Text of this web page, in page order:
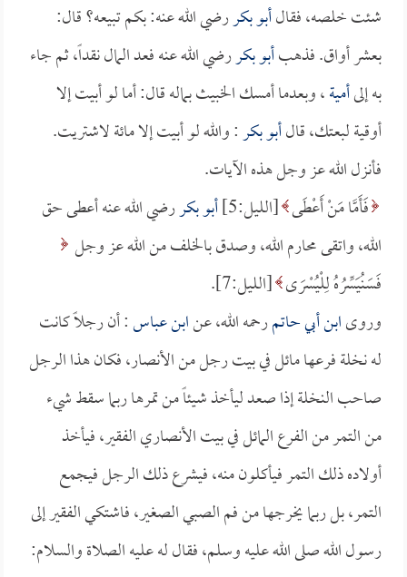
شئت خلصه، فقالأبو بكررضي الله عنه: بكم تبيعه؟ قال:
بعشر أواق. فذهبأبو بكررضي الله عنه فعد المال نقداً، ثم جاء
به إلىأمية، وبعدما أمسك الخبيث بماله قال: أما لو أبيت إلا
أوقية لبعتك، قالأبو بكر: والله لو أبيت إلا مائة لاشتريت.
فأنزل الله عز وجل هذه الآيات.
فَأَمَّا مَنْ أَعْطَى [الليل:5] أبو بكررضي الله عنه أعطى حق
الله، واتقى محارم الله، وصدق بالخلف من الله عز وجل
فَسَنُيَسِّرُهُ لِلْيُسْرَى [الليل:7].
وروىابن أبي حاتمرحمه الله، عنابن عباس: أن رجلاً كانت
له نخلة فرعها مائل في بيت رجل من الأنصار، فكان هذا الرجل
صاحب النخلة إذا صعد ليأخذ شيئاً من تمرها ربما سقط شيء
من التمر من الفرع المائل في بيت الأنصاري الفقير، فيأخذ
أولاده ذلك التمر فيأكلون منه، فيشرع ذلك الرجل فيجمع
التمر، بل ربما يخرجها من فم الصبي الصغير، فاشتكي الفقير إلى
رسول الله صلى الله عليه وسلم، فقال له عليه الصلاة والسلام: